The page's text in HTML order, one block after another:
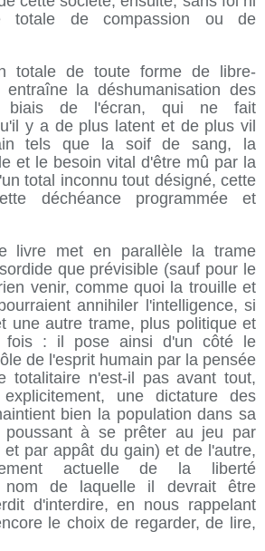
totale de compassion ou de
totale de toute forme de libre-
la déshumanisation des
biais de l'écran, qui ne fait
y a de plus latent et de plus vil
tels que la soif de sang, la
et le besoin vital d'être mû par la
total inconnu tout désigné, cette
déchéance programmée et
livre met en parallèle la trame
que prévisible (sauf pour le
venir, comme quoi la trouille et
annihiler l'intelligence, si
une autre trame, plus politique et
fois : il pose ainsi d'un côté le
de l'esprit humain par la pensée
totalitaire n'est-il pas avant tout,
une dictature des
bien la population dans sa
poussant à se prêter au jeu par
et par appât du gain) et de l'autre,
actuelle de la liberté
nom de laquelle il devrait être
d'interdire, en nous rappelant
le choix de regarder, de lire,